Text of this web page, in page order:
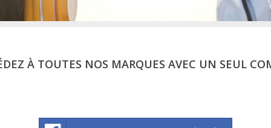
À TOUTES NOS MARQUES AVEC UN SEUL